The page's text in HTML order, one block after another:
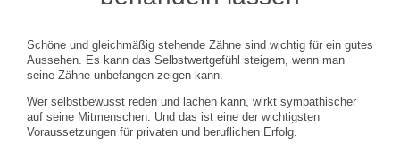
Schöne und gleichmäßig stehende Zähne sind wichtig für ein gutes
Aussehen. Es kann das Selbstwertgefühl steigern, wenn man
seine Zähne unbefangen zeigen kann.
Wer selbstbewusst reden und lachen kann, wirkt sympathischer
auf seine Mitmenschen. Und das ist eine der wichtigsten
Voraussetzungen für privaten und beruflichen Erfolg.